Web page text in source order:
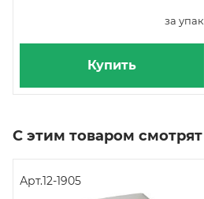
за упак
Купить
С этим товаром смотрят
Арт.12-1905